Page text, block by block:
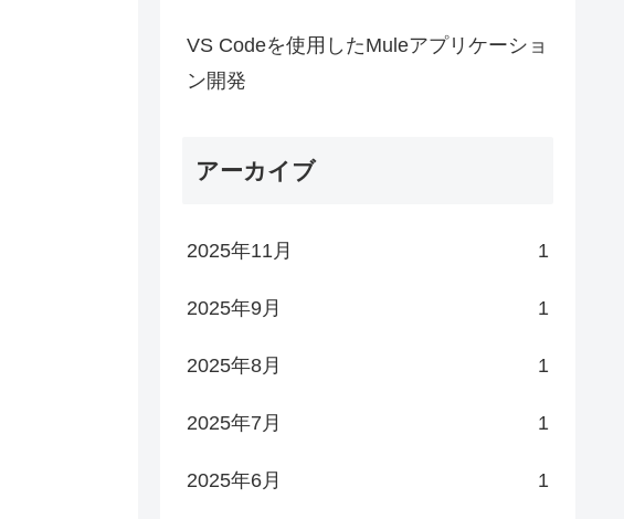
VS Codeを使用したMuleアプリケーショ
ン開発
アーカイブ
2025年11月 1
2025年9月 1
2025年8月 1
2025年7月 1
2025年6月 1